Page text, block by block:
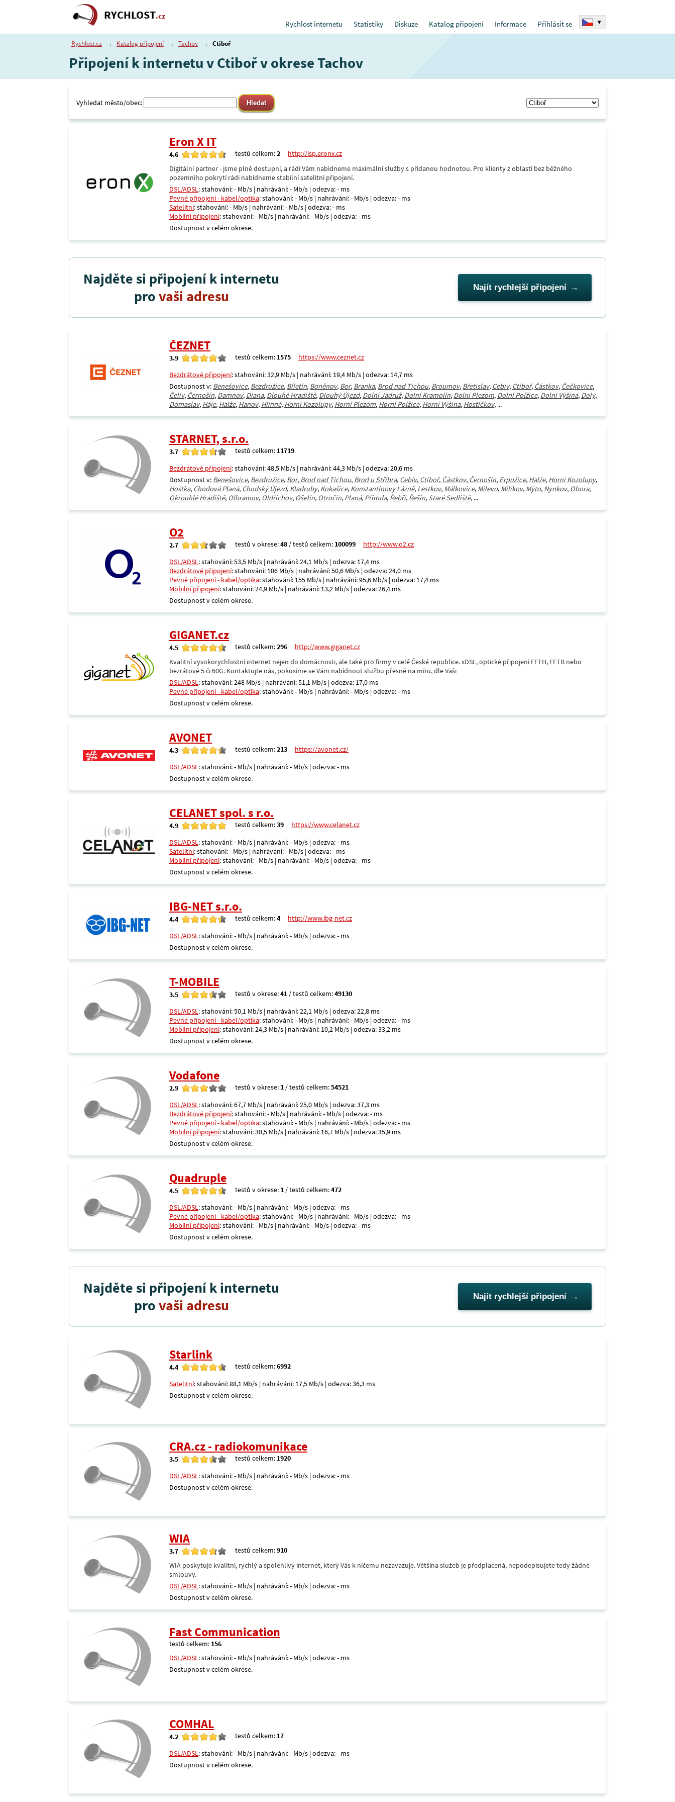
RYCHLOST.cz
Rychlost internetu
Statistiky Diskuze Katalog připojení Informace Přihlásit se ▾
Rychlost.cz → Katalog připojení → Tachov → Ctiboř
Připojení k internetu v Ctiboř v okrese Tachov
Vyhledat město/obec:
Eron X IT
4.6 testů celkem:2
http://isp.eronx.cz
Digitální partner - jsme plně dostupní, a rádi Vám nabídneme maximální služby s přidanou hodnotou. Pro klienty z oblastí bez běžného
pozemního pokrytí rádi nabídneme stabilní satelitní připojení.
DSL/ADSL: stahování: - Mb/s | nahrávání: - Mb/s | odezva: - ms
Pevné připojení - kabel/optika: stahování: - Mb/s | nahrávání: - Mb/s | odezva: - ms
Satelitní: stahování: - Mb/s | nahrávání: - Mb/s | odezva: - ms
Mobilní připojení: stahování: - Mb/s | nahrávání: - Mb/s | odezva: - ms
Dostupnost v celém okrese.
Najděte si připojení k internetu
provaši adresu Najít rychlejší připojení
ČEZNET
3.9 testů celkem: 1575
https://www.ceznet.cz
Bezdrátové připojení: stahování: 32,9 Mb/s | nahrávání: 19,4 Mb/s | odezva: 14,7 ms
Dostupnost v: Benešovice, Bezdružice, Bíletín, Boněnov, Bor, Branka, Brod nad Tichou, Broumov, Břetislav, Cebiv, Ctiboř, Částkov, Čečkovice,
Čeliv, Černošín, Damnov, Diana, Dlouhé Hradiště, Dlouhý Újezd, Dolní Jadruž, Dolní Kramolín, Dolní Plezom, Dolní Polžice, Dolní Výšina, Doly,
Domaslav, Háje, Halže, Hanov, Hlinné, Horní Kozolupy, Horní Plezom, Horní Polžice, Horní Výšina, Hostíčkov, ...
STARNET, s.r.o.
3.7 testů celkem: 11719
Bezdrátové připojení: stahování: 48,5 Mb/s | nahrávání: 44,3 Mb/s | odezva: 20,6 ms
Dostupnost v: Benešovice, Bezdružice, Bor, Brod nad Tichou, Brod u Stříbra, Cebiv, Ctiboř, Částkov, Černošín, Erpužice, Halže, Horní Kozolupy,
Hošťka, Chodová Planá, Chodský Újezd, Kladruby, Kokašice, Konstantinovy Lázně, Lestkov, Málkovice, Milevo, Milíkov, Mýto, Nynkov, Obora,
Okrouhlé Hradiště, Olbramov, Oldřichov, Ošelín, Otročín, Planá, Přimda, Řebří, Řešín, Staré Sedliště, ...
O2
2.7 testů v okrese:48 / testů celkem: 100099
http://www.o2.cz
DSL/ADSL: stahování: 53,5 Mb/s | nahrávání: 24,1 Mb/s | odezva: 17,4 ms
Bezdrátové připojení: stahování: 106 Mb/s | nahrávání: 50,6 Mb/s | odezva: 24,0 ms
Pevné připojení - kabel/optika: stahování: 155 Mb/s | nahrávání: 95,6 Mb/s | odezva: 17,4 ms
Mobilní připojení: stahování: 24,9 Mb/s | nahrávání: 13,2 Mb/s | odezva: 26,4 ms
Dostupnost v celém okrese.
GIGANET.cz
4.5 testů celkem:296
http://www.giganet.cz
Kvalitní vysokorychlostní internet nejen do domácnosti, ale také pro firmy v celé České republice. xDSL, optické připojení FFTH, FFTB nebo
bezrátové 5 či 60G. Kontaktujte nás, pokusíme se Vám nabídnout službu přesně na míru, dle Vaši
DSL/ADSL: stahování: 248 Mb/s | nahrávání: 51,1 Mb/s | odezva: 17,0 ms
Pevné připojení - kabel/optika: stahování: - Mb/s | nahrávání: - Mb/s | odezva: - ms
Dostupnost v celém okrese.
AVONET
4.3 testů celkem:213
https://avonet.cz/
DSL/ADSL: stahování: - Mb/s | nahrávání: - Mb/s | odezva: - ms
Dostupnost v celém okrese.
CELANET spol. s r.o.
4.9 testů celkem:39
https://www.celanet.cz
DSL/ADSL: stahování: - Mb/s | nahrávání: - Mb/s | odezva: - ms
Satelitní: stahování: - Mb/s | nahrávání: - Mb/s | odezva: - ms
Mobilní připojení: stahování: - Mb/s | nahrávání: - Mb/s | odezva: - ms
Dostupnost v celém okrese.
IBG-NET s.r.o.
4.4 testů celkem:4
http://www.ibg-net.cz
DSL/ADSL: stahování: - Mb/s | nahrávání: - Mb/s | odezva: - ms
Dostupnost v celém okrese.
T-MOBILE
3.5 testů v okrese:41 / testů celkem:49130
DSL/ADSL: stahování: 50,1 Mb/s | nahrávání: 22,1 Mb/s | odezva: 22,8 ms
Pevné připojení - kabel/optika: stahování: - Mb/s | nahrávání: - Mb/s | odezva: - ms
Mobilní připojení: stahování: 24,3 Mb/s | nahrávání: 10,2 Mb/s | odezva: 33,2 ms
Dostupnost v celém okrese.
Vodafone
2.9 testů v okrese: 1 / testů celkem:54521
DSL/ADSL: stahování: 67,7 Mb/s | nahrávání: 25,0 Mb/s | odezva: 37,3 ms
Bezdrátové připojení: stahování: - Mb/s | nahrávání: - Mb/s | odezva: - ms
Pevné připojení - kabel/optika: stahování: - Mb/s | nahrávání: - Mb/s | odezva: - ms
Mobilní připojení: stahování: 30,5 Mb/s | nahrávání: 16,7 Mb/s | odezva: 35,9 ms
Dostupnost v celém okrese.
Quadruple
4.5 testů v okrese: 1 / testů celkem:472
DSL/ADSL: stahování: - Mb/s | nahrávání: - Mb/s | odezva: - ms
Pevné připojení - kabel/optika: stahování: - Mb/s | nahrávání: - Mb/s | odezva: - ms
Mobilní připojení: stahování: - Mb/s | nahrávání: - Mb/s | odezva: - ms
Dostupnost v celém okrese.
Najděte si připojení k internetu
provaši adresu Najít rychlejší připojení
Starlink
4.4 testů celkem:6992
Satelitní: stahování: 88,1 Mb/s | nahrávání: 17,5 Mb/s | odezva: 36,3 ms
Dostupnost v celém okrese.
CRA.cz - radiokomunikace
3.5 testů celkem: 1920
DSL/ADSL: stahování: - Mb/s | nahrávání: - Mb/s | odezva: - ms
Dostupnost v celém okrese.
WIA
3.7 testů celkem:910
WIA poskytuje kvalitní, rychlý a spolehlivý internet, který Vás k ničemu nezavazuje. Většina služeb je předplacená, nepodepisujete tedy žádné
smlouvy.
DSL/ADSL: stahování: - Mb/s | nahrávání: - Mb/s | odezva: - ms
Dostupnost v celém okrese.
Fast Communication
testů celkem: 156
DSL/ADSL: stahování: - Mb/s | nahrávání: - Mb/s | odezva: - ms
Dostupnost v celém okrese.
COMHAL
4.2 testů celkem: 17
DSL/ADSL: stahování: - Mb/s | nahrávání: - Mb/s | odezva: - ms
Dostupnost v celém okrese.